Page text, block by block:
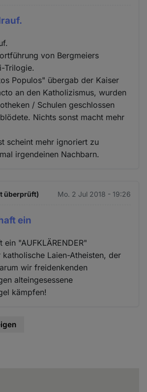
von Bergmeiers
Trilogie.
Populos" übergab der Kaiser
an den Katholizismus, wurden
/ Schulen geschlossen
Nichts sonst macht mehr
scheint mehr ignoriert zu
irgendeinen Nachbarn.
überprüft) Mo. 2 Jul 2018 - 19:26
ein
ein "AUFKLÄRENDER"
Laien-Atheisten, der
wir freidenkenden
alteingesessene
kämpfen!